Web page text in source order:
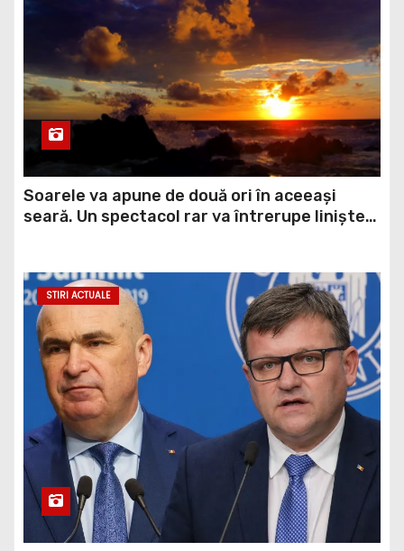
Soarele va apune de două ori în aceeași
seară. Un spectacol rar va întrerupe liniștea
STIRI ACTUALE